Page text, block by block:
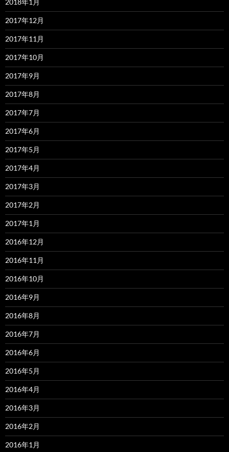
2017年12月
2017年11月
2017年10月
2017年9月
2017年8月
2017年7月
2017年6月
2017年5月
2017年4月
2017年3月
2017年2月
2017年1月
2016年12月
2016年11月
2016年10月
2016年9月
2016年8月
2016年7月
2016年6月
2016年5月
2016年4月
2016年3月
2016年2月
2016年1月